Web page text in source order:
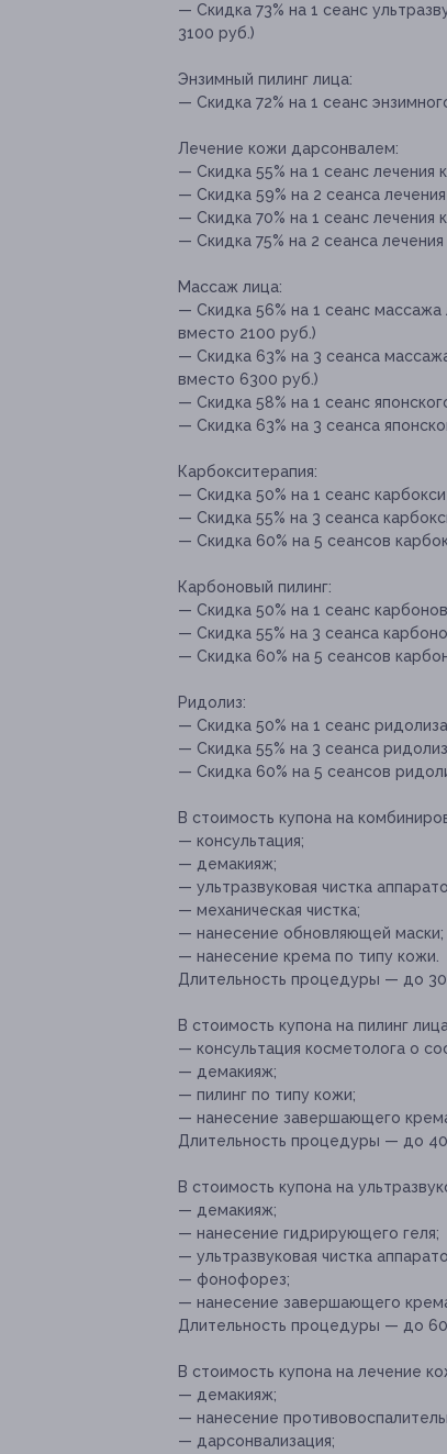
— Скидка 73% на 1 сеанс
3100 руб.)
Энзимный пилинг лица:
— Скидка 72% на 1 сеанс
Лечение кожи дарсонвалем:
— Скидка 55% на 1 сеанс
— Скидка 59% на 2 сеанса
— Скидка 70% на 1 сеанс
— Скидка 75% на 2 сеанса
Массаж лица:
— Скидка 56% на 1 сеанс массажа
вместо 2100 руб.)
— Скидка 63% на 3 сеанса
вместо 6300 руб.)
— Скидка 58% на 1 сеанс
— Скидка 63% на 3 сеанса
Карбокситерапия:
— Скидка 50% на 1 сеанс
— Скидка 55% на 3 сеанса
— Скидка 60% на 5 сеансов
Карбоновый пилинг:
— Скидка 50% на 1 сеанс
— Скидка 55% на 3 сеанса
— Скидка 60% на 5 сеансов
Ридолиз:
— Скидка 50% на 1 сеанс
— Скидка 55% на 3 сеанса
— Скидка 60% на 5 сеансов
В стоимость купона на
— консультация;
— демакияж;
— ультразвуковая чистка
— механическая чистка;
— нанесение обновляющей маски;
— нанесение крема по типу кожи.
Длительность процедуры — до 30
В стоимость купона на пилинг
— консультация косметолога о
— демакияж;
— пилинг по типу кожи;
— нанесение завершающего
Длительность процедуры — до 40
В стоимость купона на
— демакияж;
— нанесение гидрирующего геля;
— ультразвуковая чистка
— фонофорез;
— нанесение завершающего
Длительность процедуры — до 60
В стоимость купона на лечение
— демакияж;
— нанесение
— дарсонвализация;